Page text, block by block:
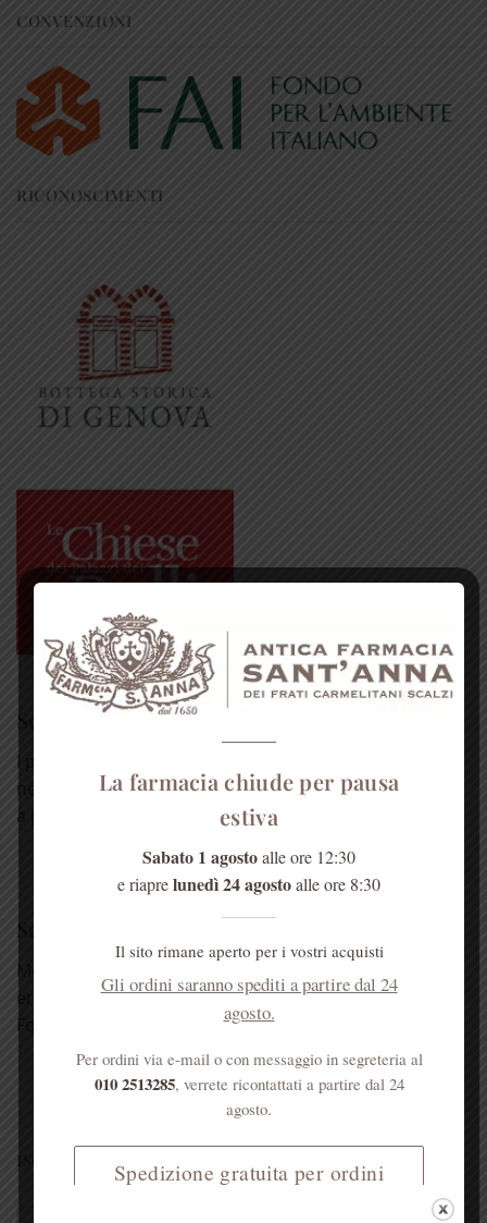
CONVENZIONI
RICONOSCIMENTI
Sei un medico?
nell'attenuare gli effetti collaterali dei farmaci. Aiutano
a [...]
LEGGI TUTTO
Sei un esercente?
erboristerie, farmacie e negozi di prodotti naturali.
LEGGI TUTTO
ISCRIVITI ALLA NEWSLETTER
La farmacia chiude per pausa
estiva
Sabato 1 agostoalle ore 12:30
e riaprelunedì 24 agostoalle ore 8:30
Il sito rimane aperto per i vostri acquisti
Gli ordini saranno spediti a partire dal 24
agosto.
Per ordini via e-mail o con messaggio in segreteria al
010 2513285, verrete ricontattati a partire dal 24
agosto.
Spedizione gratuita per ordini